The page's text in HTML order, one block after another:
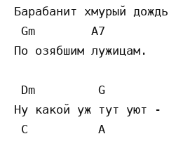
Барабанит хмурый дождь
Gm        A7
По озябшим лужицам.
Dm         G
Ну какой уж тут уют -
C          A